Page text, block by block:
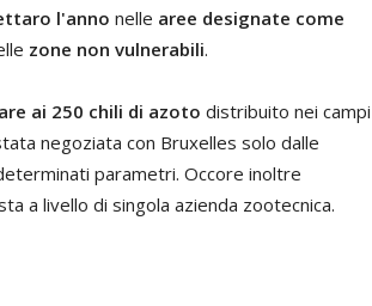
l'anno nelle aree designate come
zone non vulnerabili.
ai 250 chili di azoto distribuito nei campi
negoziata con Bruxelles solo dalle
parametri. Occore inoltre
a livello di singola azienda zootecnica.